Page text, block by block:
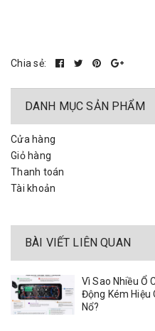
Chia sẻ:
DANH MỤC SẢN PHẨM
Cửa hàng
Giỏ hàng
Thanh toán
Tài khoản
BÀI VIẾT LIÊN QUAN
Vì Sao Nhiều Ổ
Động Kém Hiệu
Nổ?